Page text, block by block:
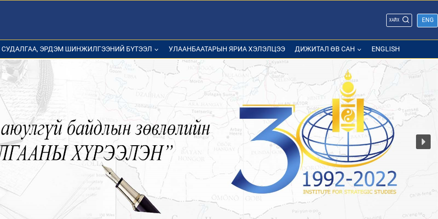
ХАЙХ ENG
СУДАЛГАА, ЭРДЭМ ШИНЖИЛГЭЭНИЙ БҮТЭЭЛ УЛААНБААТАРЫН ЯРИА ХЭЛЭЛЦЭЭ ДИЖИТАЛ ӨВ САН ENGLISH